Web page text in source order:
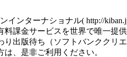
インターナショナル( http://
課金サービスを世界で唯一提
出版待ち（ソフトバンククリ
、是非ご利用ください。